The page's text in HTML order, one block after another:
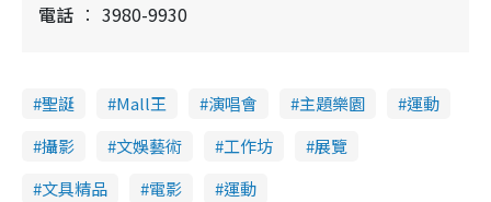
電話
3980-9930
聖誕 Mall王 演唱會 主題樂園
運動
攝影
文娛藝術 工作坊
展覽
文具精品
電影 運動